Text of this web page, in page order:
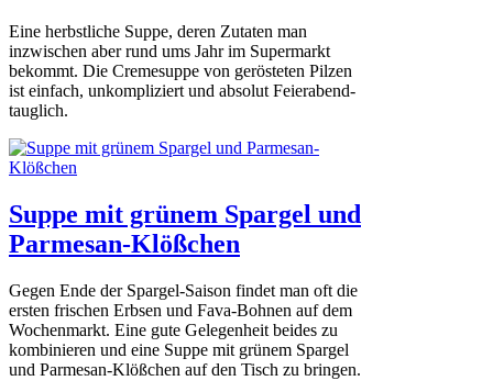
Eine herbstliche Suppe, deren Zutaten man
inzwischen aber rund ums Jahr im Supermarkt
bekommt. Die Cremesuppe von gerösteten Pilzen
ist einfach, unkompliziert und absolut Feierabend-
tauglich.
Suppe mit grünem Spargel und
Parmesan-Klößchen
Gegen Ende der Spargel-Saison findet man oft die
ersten frischen Erbsen und Fava-Bohnen auf dem
Wochenmarkt. Eine gute Gelegenheit beides zu
kombinieren und eine Suppe mit grünem Spargel
und Parmesan-Klößchen auf den Tisch zu bringen.